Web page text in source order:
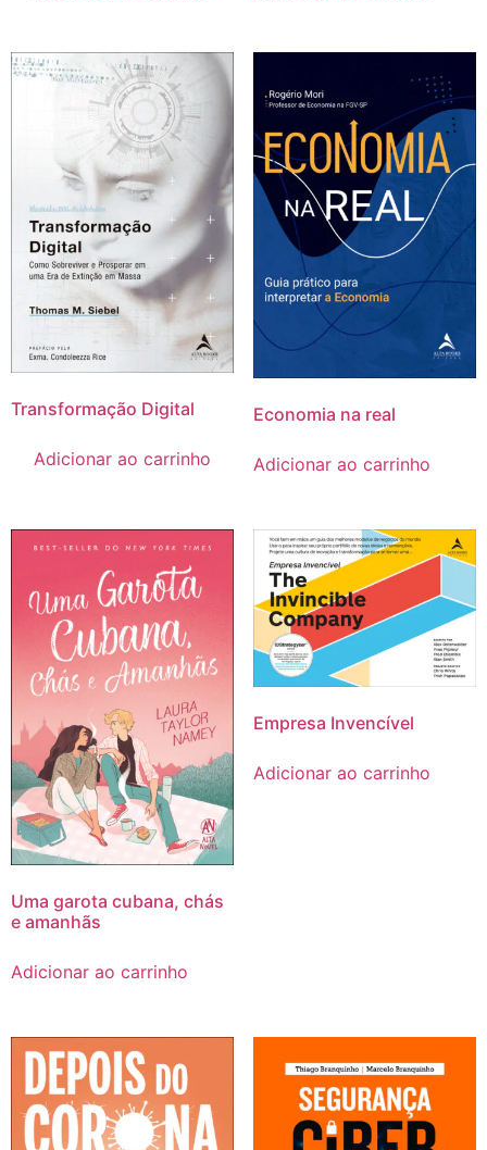
Transformação Digital
Adicionar ao carrinho
Economia na real
Adicionar ao carrinho
Uma garota cubana, chás
e amanhãs
Adicionar ao carrinho
Empresa Invencível
Adicionar ao carrinho